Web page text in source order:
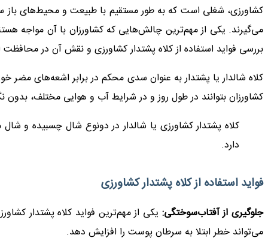
کشاورزی، شغلی است که به طور مستقیم با طبیعت و محیط‌های باز
می‌گیرند. یکی از مهم‌ترین چالش‌هایی که کشاورزان با آن
بررسی فواید استفاده از کلاه پشتدار کشاورزی و نقش آن در
کلاه شالدار یا پشتدار به عنوان سدی محکم در برابر اشعه‌های
کشاورزان بتوانند در طول روز و در شرایط آب و هوایی مختلف، بدون
کلاه پشتدار کشاورزی یا شالدار در دونوع شال چسبیده و
دارد.
فواید استفاده از کلاه پشتدار کشاورزی
جلوگیری از آفتاب‌سوختگی: یکی از مهم‌ترین فواید کلاه پشتدار
می‌تواند خطر ابتلا به سرطان پوست را افزایش دهد.